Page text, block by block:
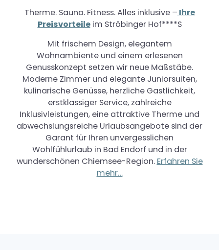
Therme. Sauna. Fitness. Alles inklusive – Ihre
Preisvorteileim Ströbinger Hof****S
Mit frischem Design, elegantem
Wohnambiente und einem erlesenen
Genusskonzept setzen wir neue Maßstäbe.
Moderne Zimmer und elegante Juniorsuiten,
kulinarische Genüsse, herzliche Gastlichkeit,
erstklassiger Service, zahlreiche
Inklusivleistungen, eine attraktive Therme und
abwechslungsreiche Urlaubsangebote sind der
Garant für Ihren unvergesslichen
Wohlfühlurlaub in Bad Endorf und in der
wunderschönen Chiemsee-Region. Erfahren Sie
mehr…